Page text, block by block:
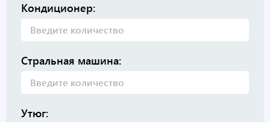
Кондиционер:
Стральная машина:
Утюг: